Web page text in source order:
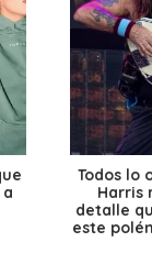
Todos lo
Harris
detalle
este